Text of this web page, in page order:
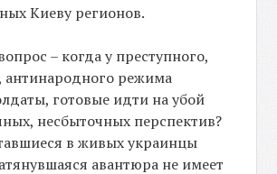
Киеву регионов.
– когда у преступного,
антинародного режима
готовые идти на убой
несбыточных перспектив?
в живых украинцы
авантюра не имеет